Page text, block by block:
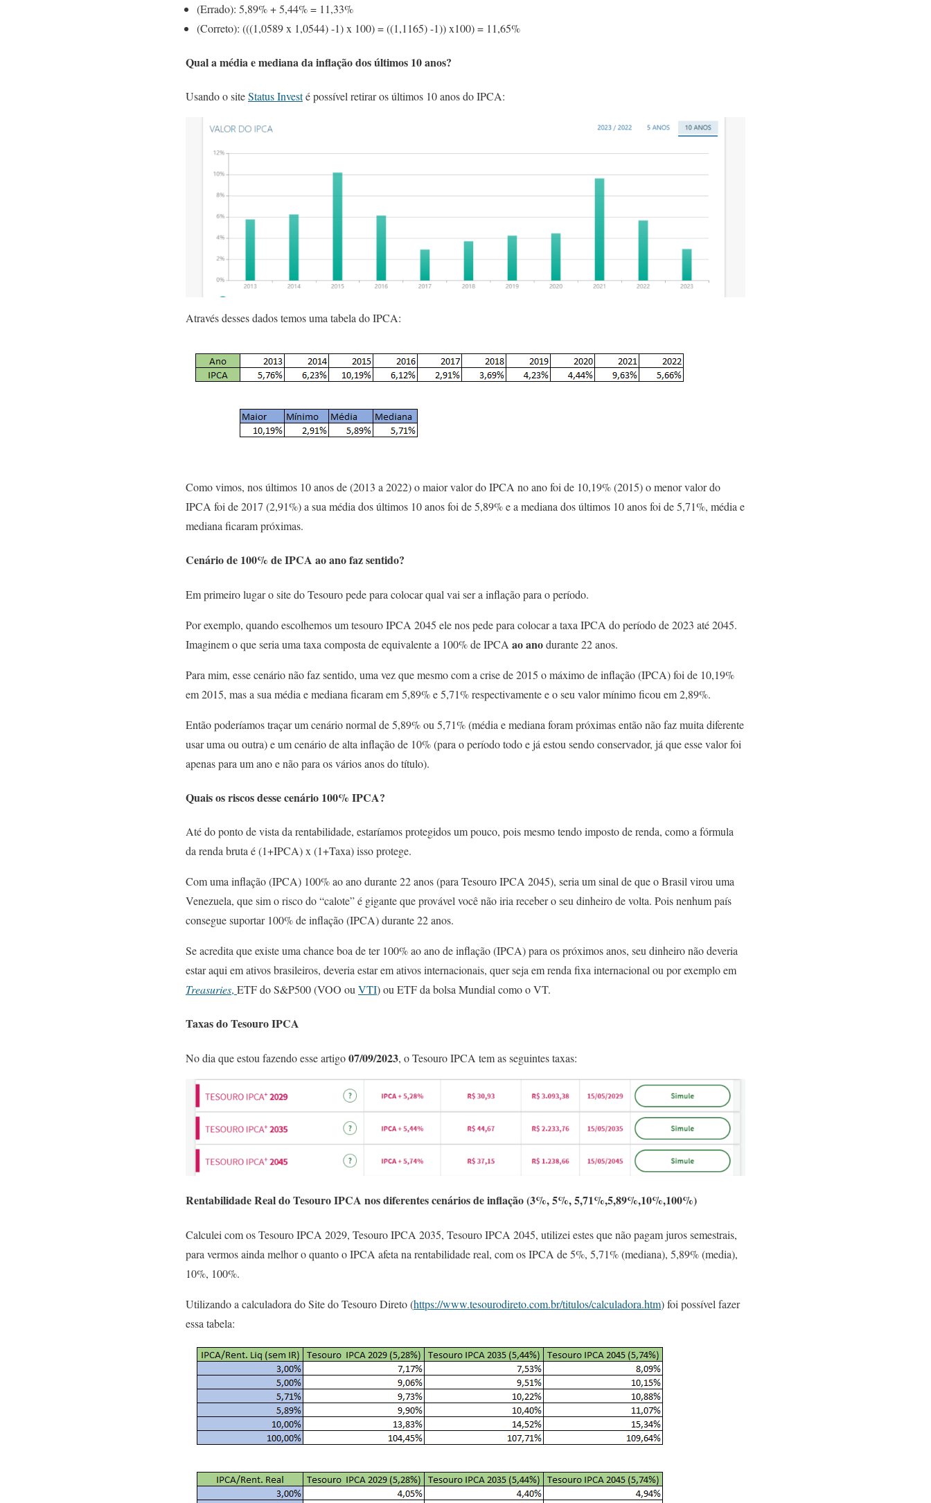
(Errado): 5,89% + 5,44% = 11,33%
(Correto): (((1,0589 x 1,0544) -1) x 100) = ((1,1165) -1)) x100) = 11,65%
Qual a média e mediana da inflação dos últimos 10 anos?
Usando o siteStatus Investé possível retirar os últimos 10 anos do IPCA:
Através desses dados temos uma tabela do IPCA:
Como vimos, nos últimos 10 anos de (2013 a 2022) o maior valor do IPCA no ano foi de 10,19% (2015) o menor valor do
IPCA foi de 2017 (2,91%) a sua média dos últimos 10 anos foi de 5,89% e a mediana dos últimos 10 anos foi de 5,71%, média e
mediana ficaram próximas.
Cenário de 100% de IPCA ao ano faz sentido?
Em primeiro lugar o site do Tesouro pede para colocar qual vai ser a inflação para o período.
Por exemplo, quando escolhemos um tesouro IPCA 2045 ele nos pede para colocar a taxa IPCA do período de 2023 até 2045.
Imaginem o que seria uma taxa composta de equivalente a 100% de IPCA ao anodurante 22 anos.
Para mim, esse cenário não faz sentido, uma vez que mesmo com a crise de 2015 o máximo de inflação (IPCA) foi de 10,19%
em 2015, mas a sua média e mediana ficaram em 5,89% e 5,71% respectivamente e o seu valor mínimo ficou em 2,89%.
Então poderíamos traçar um cenário normal de 5,89% ou 5,71% (média e mediana foram próximas então não faz muita diferente
usar uma ou outra) e um cenário de alta inflação de 10% (para o período todo e já estou sendo conservador, já que esse valor foi
apenas para um ano e não para os vários anos do título).
Quais os riscos desse cenário 100% IPCA?
Até do ponto de vista da rentabilidade, estaríamos protegidos um pouco, pois mesmo tendo imposto de renda, como a fórmula
da renda bruta é (1+IPCA) x (1+Taxa) isso protege.
Com uma inflação (IPCA) 100% ao ano durante 22 anos (para Tesouro IPCA 2045), seria um sinal de que o Brasil virou uma
Venezuela, que sim o risco do “calote” é gigante que provável você não iria receber o seu dinheiro de volta. Pois nenhum país
consegue suportar 100% de inflação (IPCA) durante 22 anos.
Se acredita que existe uma chance boa de ter 100% ao ano de inflação (IPCA) para os próximos anos, seu dinheiro não deveria
estar aqui em ativos brasileiros, deveria estar em ativos internacionais, quer seja em renda fixa internacional ou por exemplo em
Treasuries, ETF do S&P500 (VOO ou VTI) ou ETF da bolsa Mundial como o VT.
Taxas do Tesouro IPCA
No dia que estou fazendo esse artigo07/09/2023, o Tesouro IPCA tem as seguintes taxas:
Rentabilidade Real do Tesouro IPCA nos diferentes cenários de inflação (3%, 5%, 5,71%,5,89%,10%,100%)
Calculei com os Tesouro IPCA 2029, Tesouro IPCA 2035, Tesouro IPCA 2045, utilizei estes que não pagam juros semestrais,
para vermos ainda melhor o quanto o IPCA afeta na rentabilidade real, com os IPCA de 5%, 5,71% (mediana), 5,89% (media),
10%, 100%.
Utilizando a calculadora do Site do Tesouro Direto (https://www.tesourodireto.com.br/titulos/calculadora.htm) foi possível fazer
essa tabela: